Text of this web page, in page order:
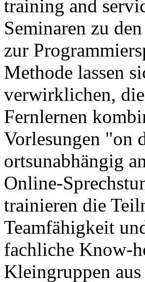
training and
Seminaren zu
zur
Methode lassen
verwirklichen,
Fernlernen
Vorlesungen "on
ortsunabhängig
Online-
trainieren die
Teamfähigkeit
fachliche Know-
Kleingruppen